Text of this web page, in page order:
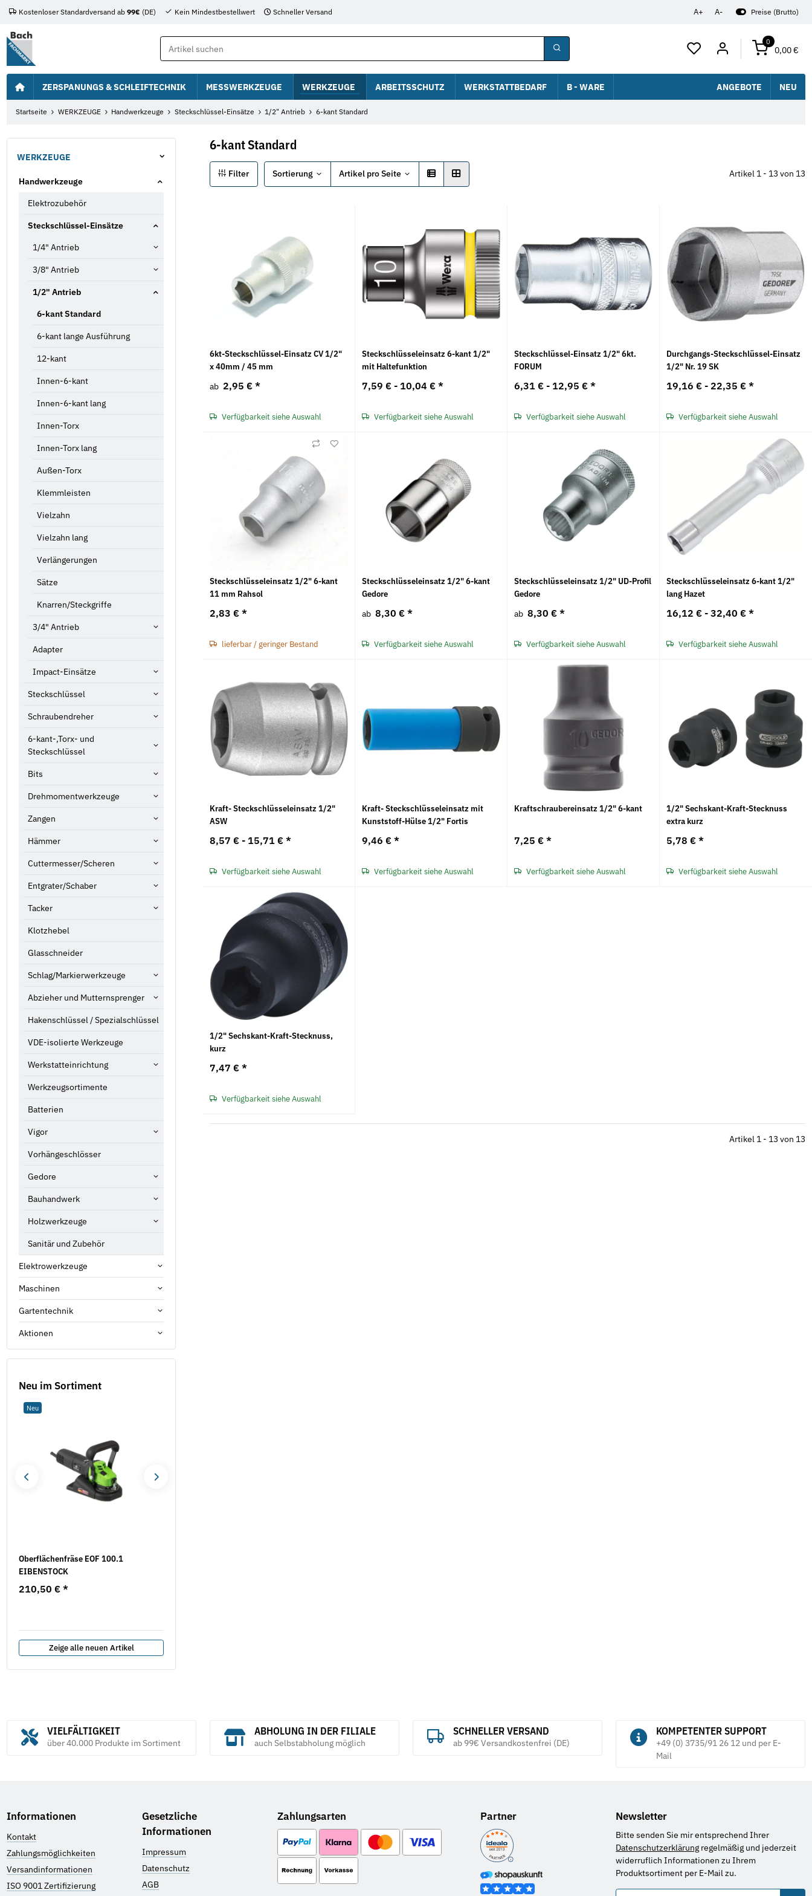
A+ A- Preise (Brutto)
Kostenloser Standardversand ab 99€ (DE) Kein Mindestbestellwert Schneller Versand
0
0,00 €
ZERSPANUNGS & SCHLEIFTECHNIK MESSWERKZEUGE WERKZEUGE ARBEITSSCHUTZ WERKSTATTBEDARF B - WARE ANGEBOTE NEU
Startseite WERKZEUGE Handwerkzeuge Steckschlüssel-Einsätze 1/2" Antrieb 6-kant Standard
6-kant Standard
Filter Sortierung Artikel pro Seite Artikel 1 - 13 von 13
6kt-Steckschlüssel-Einsatz CV 1/2"
x 40mm / 45 mm
ab 2,95 € *
Verfügbarkeit siehe Auswahl
Steckschlüsseleinsatz 6-kant 1/2"
mit Haltefunktion
7,59 € - 10,04 €*
Verfügbarkeit siehe Auswahl
Steckschlüssel-Einsatz 1/2" 6kt.
FORUM
6,31 € - 12,95 €*
Verfügbarkeit siehe Auswahl
Durchgangs-Steckschlüssel-Einsatz
1/2" Nr. 19 SK
19,16 € - 22,35 €*
Verfügbarkeit siehe Auswahl
Steckschlüsseleinsatz 1/2" 6-kant
11 mm Rahsol
2,83 €*
lieferbar / geringer Bestand
Steckschlüsseleinsatz 1/2" 6-kant
Gedore
ab 8,30 € *
Verfügbarkeit siehe Auswahl
Steckschlüsseleinsatz 1/2" UD-Profil
Gedore
ab 8,30 € *
Verfügbarkeit siehe Auswahl
Steckschlüsseleinsatz 6-kant 1/2"
lang Hazet
16,12 € -32,40 €*
Verfügbarkeit siehe Auswahl
Kraft- Steckschlüsseleinsatz 1/2"
ASW
8,57 € - 15,71 €*
Verfügbarkeit siehe Auswahl
Kraft- Steckschlüsseleinsatz mit
Kunststoff-Hülse 1/2" Fortis
9,46 €*
Verfügbarkeit siehe Auswahl
Kraftschraubereinsatz 1/2" 6-kant
7,25 €*
Verfügbarkeit siehe Auswahl
1/2" Sechskant-Kraft-Stecknuss
extra kurz
5,78 €*
Verfügbarkeit siehe Auswahl
1/2" Sechskant-Kraft-Stecknuss,
kurz
7,47 €*
Verfügbarkeit siehe Auswahl
Artikel 1 - 13 von 13
WERKZEUGE
Handwerkzeuge
Elektrozubehör
Steckschlüssel-Einsätze
1/4" Antrieb
3/8" Antrieb
1/2" Antrieb
6-kant Standard
6-kant lange Ausführung
12-kant
Innen-6-kant
Innen-6-kant lang
Innen-Torx
Innen-Torx lang
Außen-Torx
Klemmleisten
Vielzahn
Vielzahn lang
Verlängerungen
Sätze
Knarren/Steckgriffe
3/4" Antrieb
Adapter
Impact-Einsätze
Steckschlüssel
Schraubendreher
6-kant-,Torx- und
Steckschlüssel
Bits
Drehmomentwerkzeuge
Zangen
Hämmer
Cuttermesser/Scheren
Entgrater/Schaber
Tacker
Klotzhebel
Glasschneider
Schlag/Markierwerkzeuge
Abzieher und Mutternsprenger
Hakenschlüssel / Spezialschlüssel
VDE-isolierte Werkzeuge
Werkstatteinrichtung
Werkzeugsortimente
Batterien
Vigor
Vorhängeschlösser
Gedore
Bauhandwerk
Holzwerkzeuge
Sanitär und Zubehör
Elektrowerkzeuge
Maschinen
Gartentechnik
Aktionen
Neu im Sortiment
Neu
Oberflächenfräse EOF 100.1
EIBENSTOCK
210,50 € *
Zeige alle neuen Artikel
VIELFÄLTIGKEIT
über 40.000 Produkte im Sortiment
ABHOLUNG IN DER FILIALE
auch Selbstabholung möglich
SCHNELLER VERSAND
ab 99€ Versandkostenfrei (DE)
KOMPETENTER SUPPORT
+49 (0) 3735/91 26 12 und per E-
Mail
Informationen
Kontakt
Zahlungsmöglichkeiten
Versandinformationen
ISO 9001 Zertifizierung
Gesetzliche
Informationen
Impressum
Datenschutz
AGB
Zahlungsarten Partner Newsletter
Bitte senden Sie mir entsprechend Ihrer
Datenschutzerklärung regelmäßig und jederzeit
widerruflich Informationen zu Ihrem
Produktsortiment per E-Mail zu.